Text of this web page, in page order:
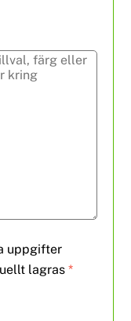
uppgifter
lagras *